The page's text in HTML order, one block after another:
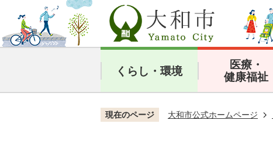
くらし・環境
医療・
健康福祉
現在のページ 大和市公式ホームページ